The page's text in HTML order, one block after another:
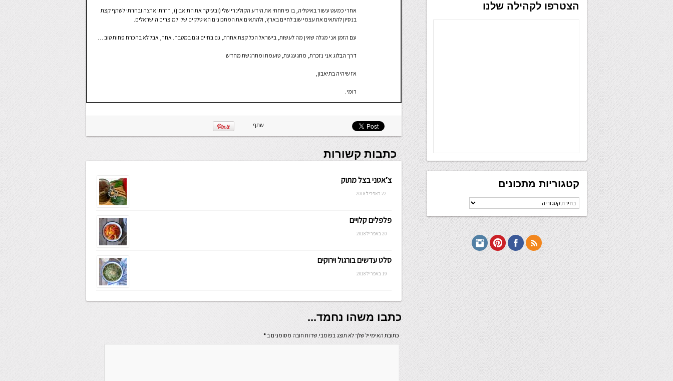
אחרי כמעט עשור באיטליה, בו פיתחתי את הידע הקולינרי שלי (ובעיקר את התיאבון), חזרתי ארצה ובחרתי לשתף קצת
בנסיון להתאים את עצמי שוב לחיים בארץ, ולהתאים את המתכונים האיטלקים שלי למוצרים הישראלים.
עם הזמן אני מגלה שאין מה לעשות, בישראל הכל קצת אחרת, גם בחיים וגם במטבח. אחר, אבל לא בהכרח פחות טוב …
דרך הבלוג אני נזכרת, מתגעגעת, טועמת ומתרגשת מחדש
אז שיהיה בתיאבון,
רומי.
שתף
כתבות קשורות
צ’אטני בצל מתוק
22 באפריל 2018
פלפלים קלויים
20 באפריל 2018
סלט עדשים בורגול וירוקים
19 באפריל 2018
כתבו משהו נחמד...
כתובת האימייל שלך לא תוצג בפומבי.שדות חובה מסומנים ב*
הצטרפו לקהילה שלנו
קטגוריות מתכונים
קטגוריות
מתכונים